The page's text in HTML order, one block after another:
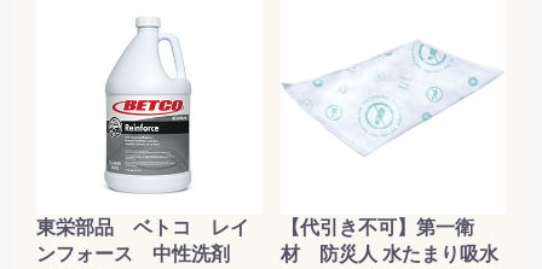
東栄部品 ベトコ レイ
ンフォース 中性洗剤
【代引き不可】第一衛
材 防災人 水たまり吸水